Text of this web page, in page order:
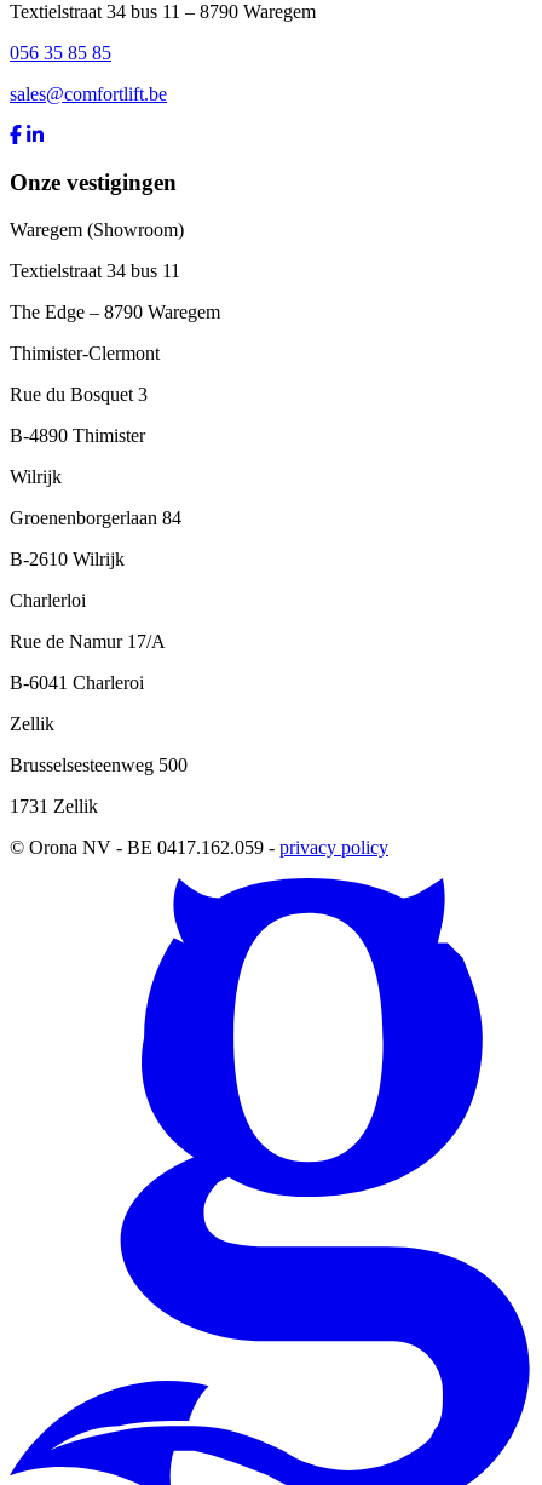
Textielstraat 34 bus 11 – 8790 Waregem
056 35 85 85
sales@comfortlift.be
Onze vestigingen
Waregem (Showroom)
Textielstraat 34 bus 11
The Edge – 8790 Waregem
Thimister-Clermont
Rue du Bosquet 3
B-4890 Thimister
Wilrijk
Groenenborgerlaan 84
B-2610 Wilrijk
Charlerloi
Rue de Namur 17/A
B-6041 Charleroi
Zellik
Brusselsesteenweg 500
1731 Zellik
© Orona NV - BE 0417.162.059 - privacy policy